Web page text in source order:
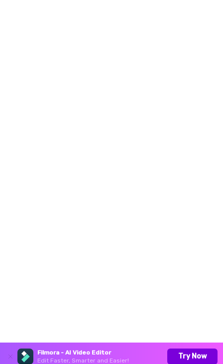
Filmora - AI Video Editor
Edit Faster, Smarter and Easier!
Try Now